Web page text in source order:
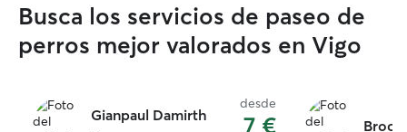
Busca los servicios de paseo de
perros mejor valorados en Vigo
Gianpaul Damirth
desde
7 €